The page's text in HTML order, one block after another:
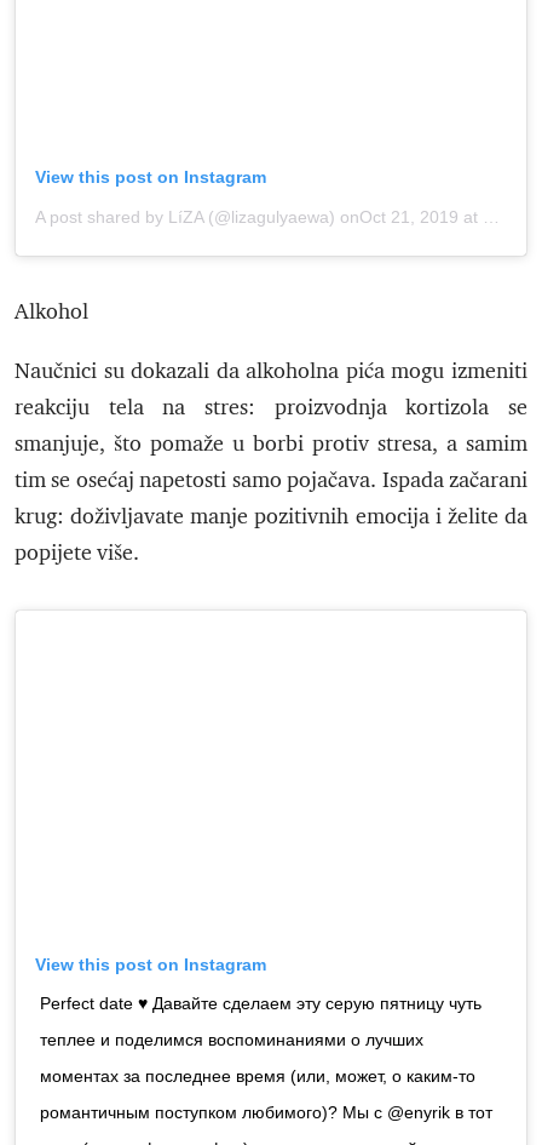
View this post on Instagram
A post shared by LíZA (@lizagulyaewa) onOct 21, 2019 at 3:55am PDT
Alkohol
Naučnici su dokazali da alkoholna pića mogu izmeniti
reakciju tela na stres: proizvodnja kortizola se
smanjuje, što pomaže u borbi protiv stresa, a samim
tim se osećaj napetosti samo pojačava. Ispada začarani
krug: doživljavate manje pozitivnih emocija i želite da
popijete više.
View this post on Instagram
Perfect date ♥️ Давайте сделаем эту серую пятницу чуть
теплее и поделимся воспоминаниями о лучших
моментах за последнее время (или, может, о каким-то
романтичным поступком любимого)? Мы с @enyrik в тот